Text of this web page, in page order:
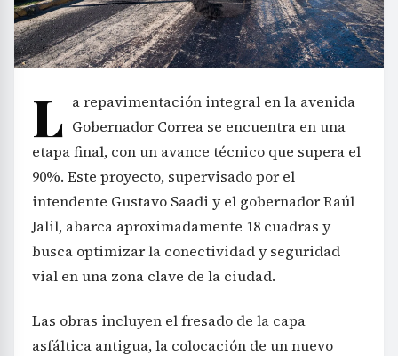
L a repavimentación integral en la avenida
Gobernador Correa se encuentra en una
etapa final, con un avance técnico que supera el
90%. Este proyecto, supervisado por el
intendente Gustavo Saadi y el gobernador Raúl
Jalil, abarca aproximadamente 18 cuadras y
busca optimizar la conectividad y seguridad
vial en una zona clave de la ciudad.
Las obras incluyen el fresado de la capa
asfáltica antigua, la colocación de un nuevo